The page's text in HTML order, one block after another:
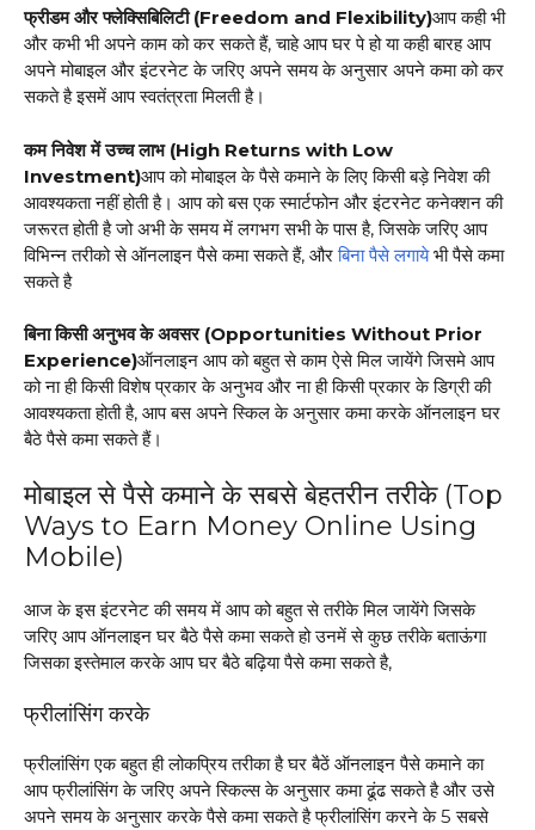
फ्रीडम और फ्लेक्सिबिलिटी (Freedom and Flexibility)आप कही भी
और कभी भी अपने काम को कर सकते हैं, चाहे आप घर पे हो या कही बारह आप
अपने मोबाइल और इंटरनेट के जरिए अपने समय के अनुसार अपने कमा को कर
सकते है इसमें आप स्वतंत्रता मिलती है।
कम निवेश में उच्च लाभ (High Returns with Low
Investment)आप को मोबाइल के पैसे कमाने के लिए किसी बड़े निवेश की
आवश्यकता नहीं होती है। आप को बस एक स्मार्टफोन और इंटरनेट कनेक्शन की
जरूरत होती है जो अभी के समय में लगभग सभी के पास है, जिसके जरिए आप
विभिन्न तरीको से ऑनलाइन पैसे कमा सकते हैं, औरबिना पैसे लगायेभी पैसे कमा
सकते है
बिना किसी अनुभव के अवसर (Opportunities Without Prior
Experience)ऑनलाइन आप को बहुत से काम ऐसे मिल जायेंगे जिसमे आप
को ना ही किसी विशेष प्रकार के अनुभव और ना ही किसी प्रकार के डिग्री की
आवश्यकता होती है, आप बस अपने स्किल के अनुसार कमा करके ऑनलाइन घर
बैठे पैसे कमा सकते हैं।
मोबाइल से पैसे कमाने के सबसे बेहतरीन तरीके (Top
Ways to Earn Money Online Using
Mobile)
आज के इस इंटरनेट की समय में आप को बहुत से तरीके मिल जायेंगे जिसके
जरिए आप ऑनलाइन घर बैठे पैसे कमा सकते हो उनमें से कुछ तरीके बताऊंगा
जिसका इस्तेमाल करके आप घर बैठे बढ़िया पैसे कमा सकते है,
फ्रीलांसिंग करके
फ्रीलांसिंग एक बहुत ही लोकप्रिय तरीका है घर बैठें ऑनलाइन पैसे कमाने का
आप फ्रीलांसिंग के जरिए अपने स्किल्स के अनुसार कमा ढूंढ सकते है और उसे
अपने समय के अनुसार करके पैसे कमा सकते है फ्रीलांसिंग करने के 5 सबसे